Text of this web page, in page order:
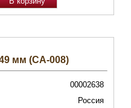
мм (CA-008)
00002638
Россия